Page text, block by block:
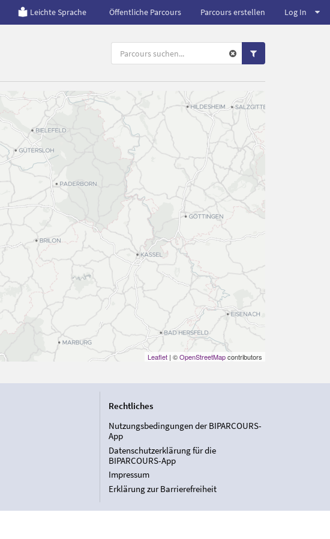
Leichte Sprache Öffentliche Parcours Parcours erstellen Log In
Leaflet| ©OpenStreetMapcontributors
Rechtliches
Nutzungsbedingungen der BIPARCOURS-
App
Datenschutzerklärung für die
BIPARCOURS-App
Impressum
Erklärung zur Barrierefreiheit